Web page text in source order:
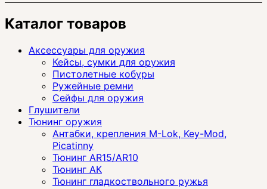
Каталог товаров
Аксессуары для оружия
Кейсы, сумки для оружия
Пистолетные кобуры
Ружейные ремни
Сейфы для оружия
Глушители
Тюнинг оружия
Антабки, крепления M-Lok, Key-Mod,
Picatinny
Тюнинг AR15/AR10
Тюнинг АК
Тюнинг гладкоствольного ружья